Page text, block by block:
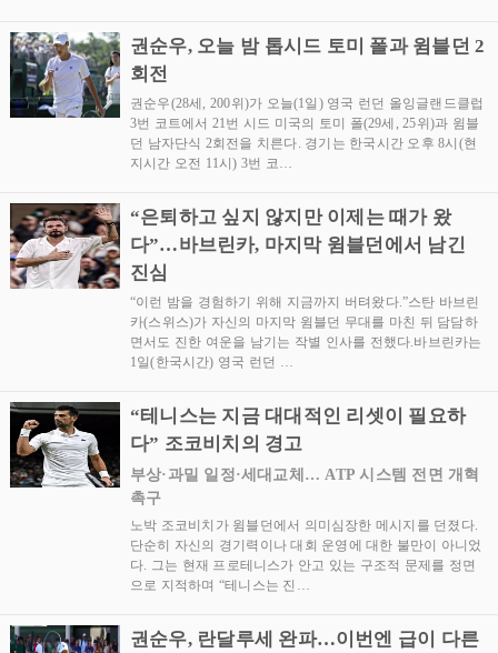
권순우, 오늘 밤 톱시드 토미 폴과 윔블던 2
회전
권순우(28세, 200위)가 오늘(1일) 영국 런던 올잉글랜드클럽
3번 코트에서 21번 시드 미국의 토미 폴(29세, 25위)과 윔블
던 남자단식 2회전을 치른다. 경기는 한국시간 오후 8시(현
지시간 오전 11시) 3번 코…
“은퇴하고 싶지 않지만 이제는 때가 왔
다”…바브린카, 마지막 윔블던에서 남긴
진심
“이런 밤을 경험하기 위해 지금까지 버텨왔다.”스탄 바브린
카(스위스)가 자신의 마지막 윔블던 무대를 마친 뒤 담담하
면서도 진한 여운을 남기는 작별 인사를 전했다.바브린카는
1일(한국시간) 영국 런던 …
“테니스는 지금 대대적인 리셋이 필요하
다” 조코비치의 경고
부상·과밀 일정·세대교체… ATP 시스템 전면 개혁
촉구
노박 조코비치가 윔블던에서 의미심장한 메시지를 던졌다.
단순히 자신의 경기력이나 대회 운영에 대한 불만이 아니었
다. 그는 현재 프로테니스가 안고 있는 구조적 문제를 정면
으로 지적하며 “테니스는 진…
권순우, 란달루세 완파…이번엔 급이 다른